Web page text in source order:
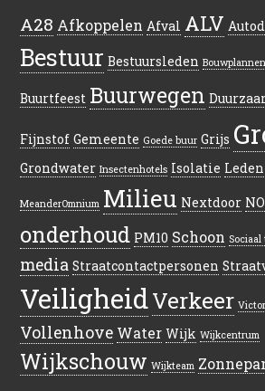
A28 Afkoppelen Afval ALV
Bestuur Bestuursleden Bouwplannen
Buurtfeest Buurwegen
Fijnstof Gemeente Goede buur Grijs
Grondwater Insectenhotels Isolatie Leden
MeanderOmnium Milieu Nextdoor
onderhoud PM10 Schoon Sociaal
media Straatcontactpersonen
VeiligheidVerkeer
Vollenhove Water Wijk Wijkcentrum
Wijkschouw Wijkteam